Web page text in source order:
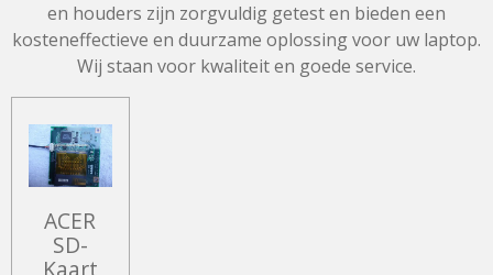
en houders zijn zorgvuldig getest en bieden een
kosteneffectieve en duurzame oplossing voor uw laptop.
Wij staan voor kwaliteit en goede service.
ACER
SD-
Kaart